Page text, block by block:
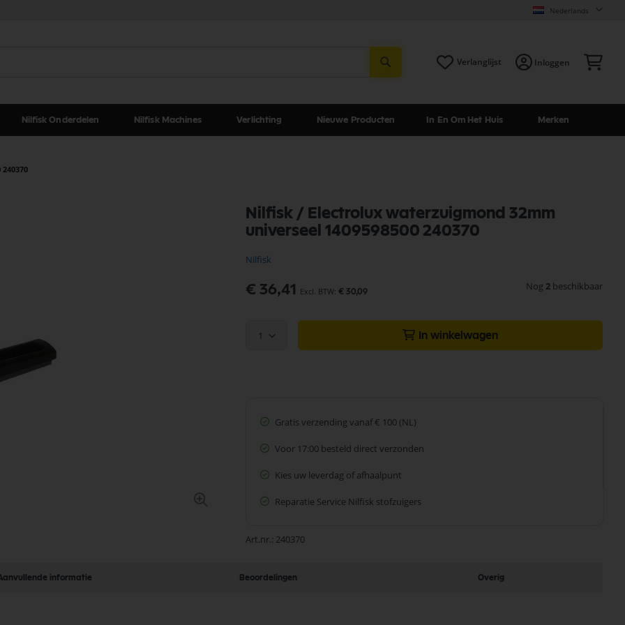
Nederlands
Verlanglijst Inloggen
Nilfisk Onderdelen Nilfisk Machines Verlichting Nieuwe Producten In En Om Het Huis Merken
Nilfisk / Electrolux waterzuigmond 32mm
universeel 1409598500 240370
Nilfisk
€ 36,41 € 30,09 Nog 2 beschikbaar
1 In winkelwagen
Gratis verzending vanaf € 100 (NL)
Voor 17:00 besteld direct verzonden
Kies uw leverdag of afhaalpunt
Reparatie Service Nilfisk stofzuigers
Art.nr. 240370
informatie Beoordelingen Overig